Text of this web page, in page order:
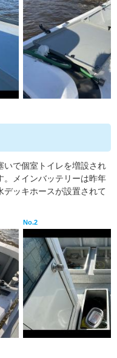
いで個室トイレを増設され
。メインバッテリーは昨年
デッキホースが設置されて
No.2